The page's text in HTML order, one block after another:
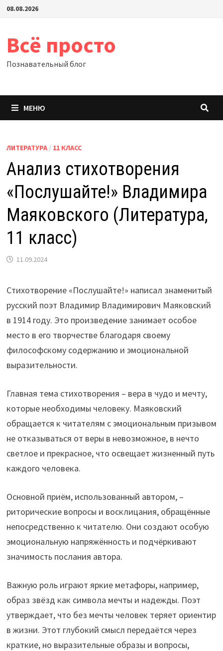
Перейти
08.08.2026
Всё просто
Познавательный блог
МЕНЮ
ЛИТЕРАТУРА/ 11 КЛАСС
Анализ стихотворения
«Послушайте!» Владимира
Маяковского (Литература,
11 класс)
11.09.2024
Стихотворение «Послушайте!» написал знаменитый
русский поэт Владимир Владимирович Маяковский
в 1914 году. Это произведение занимает особое
место в его творчестве благодаря своему
философскому содержанию и эмоциональной
выразительности.
Главная тема стихотворения – вера в чудо и мечту,
которые необходимы человеку. Маяковский
обращается к читателям с эмоциональным призывом
не отказываться от веры в невозможное, в нечто
светлое и прекрасное, что освещает жизненный путь
каждого человека.
Основной приём, использованный автором, –
риторические вопросы и восклицания, обращённые
непосредственно к читателю. Они создают особую
эмоциональную напряжённость и подчёркивают
значимость послания автора.
Важную роль играют яркие метафоры, например,
образ звёзд как символа мечты и надежды. Поэт
утверждает, что без мечты человек теряет ориентир
в жизни. Этот глубокий смысл передаётся через
краткие, но выразительные образы и вопросы,